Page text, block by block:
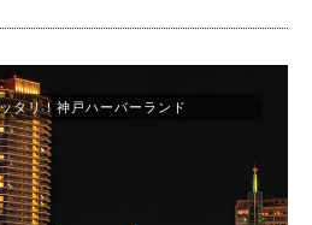
タリ！神戸ハーバーランド